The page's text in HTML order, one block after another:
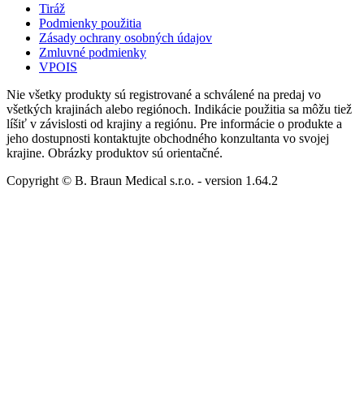
Tiráž
Podmienky použitia
Zásady ochrany osobných údajov
Zmluvné podmienky
VPOIS
Nie všetky produkty sú registrované a schválené na predaj vo
všetkých krajinách alebo regiónoch. Indikácie použitia sa môžu tiež
líšiť v závislosti od krajiny a regiónu. Pre informácie o produkte a
jeho dostupnosti kontaktujte obchodného konzultanta vo svojej
krajine. Obrázky produktov sú orientačné.
Copyright © B. Braun Medical s.r.o. - version 1.64.2